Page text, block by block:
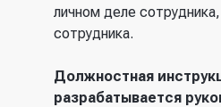
личном деле
сотрудника.
Должностная
разрабатывается